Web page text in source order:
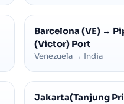
Barcelona (VE) →
(Victor) Port
Venezuela → India
Jakarta(Tanjung